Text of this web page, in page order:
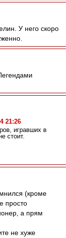
У него скоро
21:26
игравших в
стоит.
(кроме
просто
а прям
не хуже